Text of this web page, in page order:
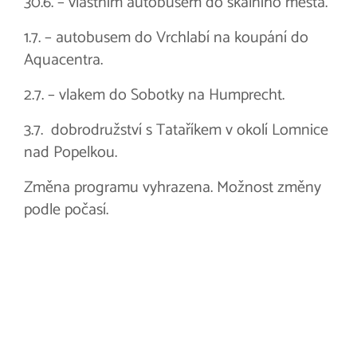
1.7. – autobusem do Vrchlabí na koupání do
Aquacentra.
2.7. – vlakem do Sobotky na Humprecht.
3.7. dobrodružství s Tataříkem v okolí Lomnice
nad Popelkou.
Změna programu vyhrazena. Možnost změny
podle počasí.